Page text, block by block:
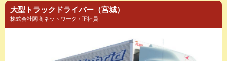
大型トラックドライバー（宮城）
株式会社関商ネットワーク / 正社員